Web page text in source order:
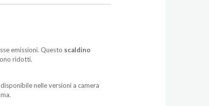
emissioni. Questo scaldino
ridotti.
nelle versioni a camera